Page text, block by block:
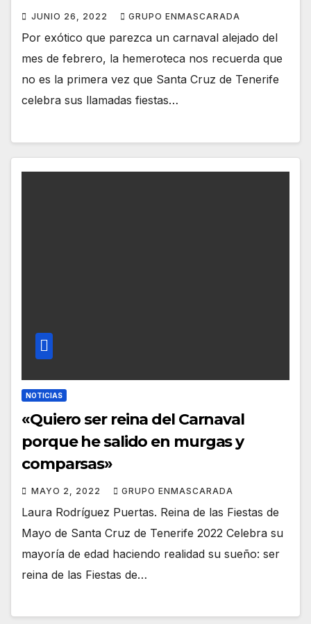
JUNIO 26, 2022 GRUPO ENMASCARADA
Por exótico que parezca un carnaval alejado del
mes de febrero, la hemeroteca nos recuerda que
no es la primera vez que Santa Cruz de Tenerife
celebra sus llamadas fiestas…
NOTICIAS
«Quiero ser reina del Carnaval
porque he salido en murgas y
comparsas»
MAYO 2, 2022 GRUPO ENMASCARADA
Laura Rodríguez Puertas. Reina de las Fiestas de
Mayo de Santa Cruz de Tenerife 2022 Celebra su
mayoría de edad haciendo realidad su sueño: ser
reina de las Fiestas de…